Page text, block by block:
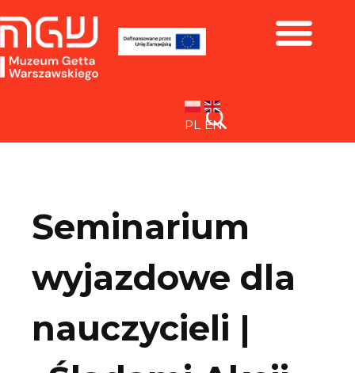
PL EN
Seminarium
wyjazdowe dla
nauczycieli |